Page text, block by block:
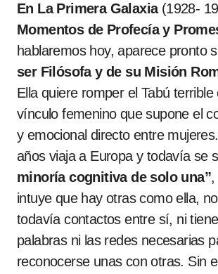
En La Primera Galaxia(1928-
Momentos de Profecía y
hablaremos hoy, aparece pronto
ser Filósofa y de su Misión
Ella quiere romper el Tabú terrible
vínculo femenino que supone el
y emocional directo entre
años viaja a Europa y todavía se
minoría cognitiva de solo una”,
intuye que hay otras como ella,
todavía contactos entre sí, ni
palabras ni las redes necesarias
reconocerse unas con otras. Sin